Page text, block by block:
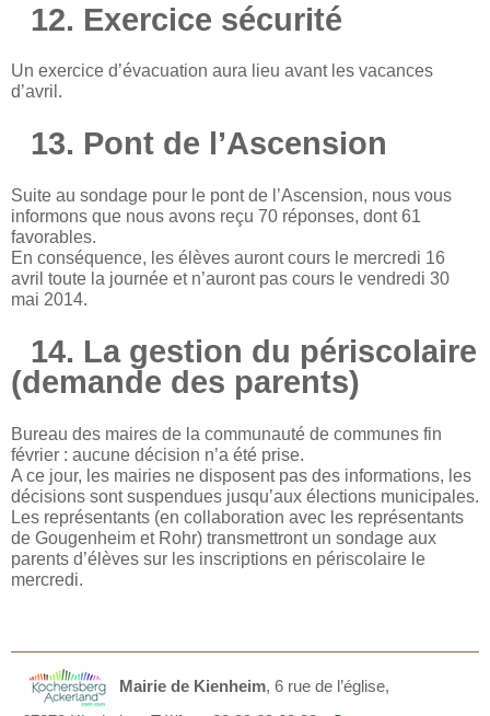
12. Exercice sécurité
Un exercice d’évacuation aura lieu avant les vacances
d’avril.
13. Pont de l’Ascension
Suite au sondage pour le pont de l’Ascension, nous vous
informons que nous avons reçu 70 réponses, dont 61
favorables.
En conséquence, les élèves auront cours le mercredi 16
avril toute la journée et n’auront pas cours le vendredi 30
mai 2014.
14. La gestion du périscolaire
(demande des parents)
Bureau des maires de la communauté de communes fin
février : aucune décision n’a été prise.
A ce jour, les mairies ne disposent pas des informations, les
décisions sont suspendues jusqu’aux élections municipales.
Les représentants (en collaboration avec les représentants
de Gougenheim et Rohr) transmettront un sondage aux
parents d’élèves sur les inscriptions en périscolaire le
mercredi.
Mairie de Kienheim, 6 rue de l’église,